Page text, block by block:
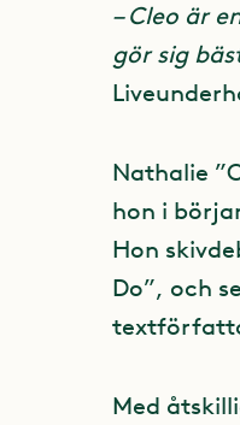
– Cleo är
gör sig
Nathalie
hon i
Hon
Do”, och
Med